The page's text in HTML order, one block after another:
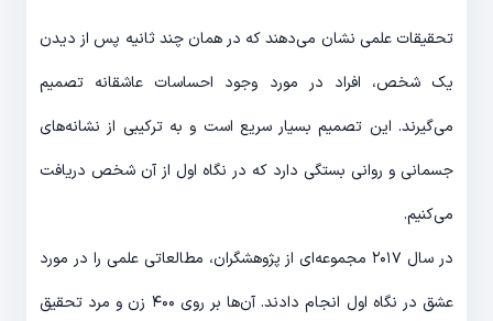
تحقیقات علمی نشان می‌دهند که در همان چند ثانیه پس از دیدن
یک شخص، افراد در مورد وجود احساسات عاشقانه تصمیم
می‌گیرند. این تصمیم بسیار سریع است و به ترکیبی از نشانه‌های
جسمانی و روانی بستگی دارد که در نگاه اول از آن شخص دریافت
می‌کنیم.
در سال ۲۰۱۷ مجموعه‌ای از پژوهشگران، مطالعاتی علمی را در مورد
عشق در نگاه اول انجام دادند. آن‌ها بر روی ۴۰۰ زن و مرد تحقیق